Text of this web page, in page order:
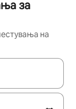
за
на
се со копчињата